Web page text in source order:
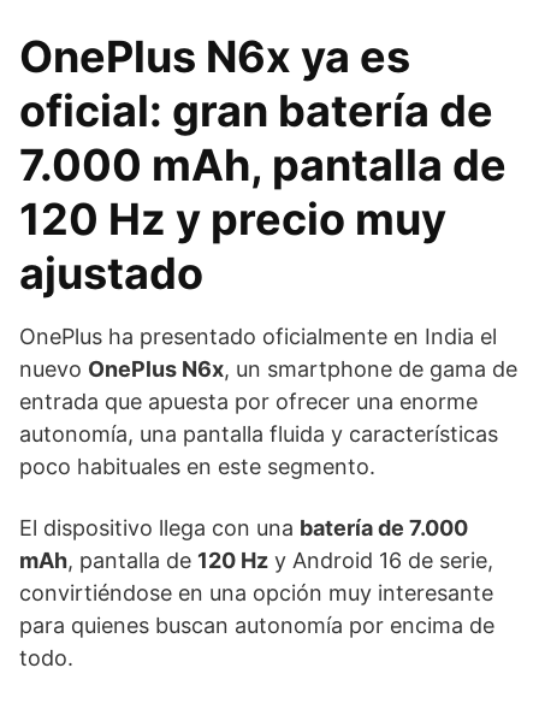
OnePlus N6x ya es
oficial: gran batería de
7.000 mAh, pantalla de
120 Hz y precio muy
ajustado
OnePlus ha presentado oficialmente en India el
nuevo OnePlus N6x, un smartphone de gama de
entrada que apuesta por ofrecer una enorme
autonomía, una pantalla fluida y características
poco habituales en este segmento.
El dispositivo llega con una batería de 7.000
mAh, pantalla de 120 Hz y Android 16 de serie,
convirtiéndose en una opción muy interesante
para quienes buscan autonomía por encima de
todo.